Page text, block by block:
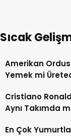
Sıcak
Amerikan
Yemek mi
Cristiano
Aynı Takımda
Dönemimi
En Çok